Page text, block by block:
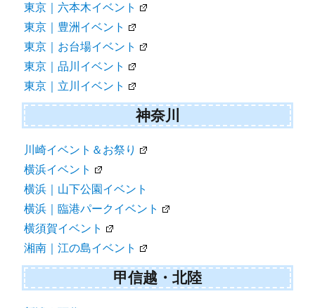
東京｜六本木イベント
東京｜豊洲イベント
東京｜お台場イベント
東京｜品川イベント
東京｜立川イベント
神奈川
川崎イベント＆お祭り
横浜イベント
横浜｜山下公園イベント
横浜｜臨港パークイベント
横須賀イベント
湘南｜江の島イベント
甲信越・北陸